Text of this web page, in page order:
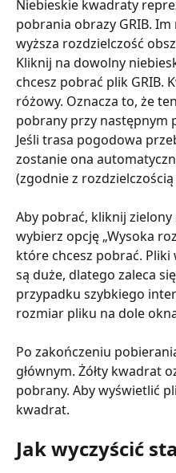
Niebieskie kwadraty
pobrania obrazy GRIB.
wyższa rozdzielczość
Kliknij na dowolny
chcesz pobrać plik GRIB.
różowy. Oznacza to, że
pobrany przy następnym
Jeśli trasa pogodowa
zostanie ona
(zgodnie z
Aby pobrać, kliknij zielony
wybierz opcję „Wysoka
które chcesz pobrać.
są duże, dlatego zaleca
przypadku szybkiego
rozmiar pliku na dole
Po zakończeniu
głównym. Żółty kwadrat
pobrany. Aby wyświetlić
kwadrat.
Jak wyczyścić